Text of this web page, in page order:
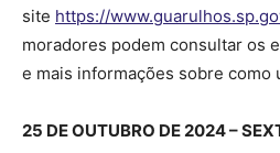
site https://
moradores podem consultar os
e mais informações sobre como
25 DE OUTUBRO DE 2024 –